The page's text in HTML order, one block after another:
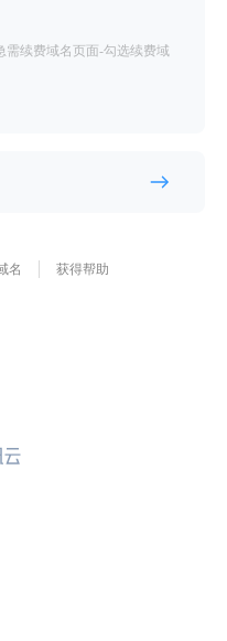
续费域名页面-勾选续费域
名 获得帮助